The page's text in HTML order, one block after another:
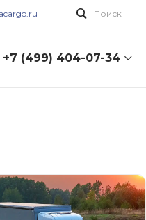
Поиск
+7 (499) 404-07-34
info@asiacargo.ru